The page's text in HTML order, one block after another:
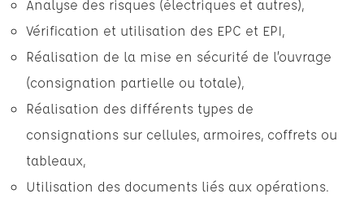
Analyse des risques (électriques et autres),
Vérification et utilisation des EPC et EPI,
Réalisation de la mise en sécurité de l’ouvrage
(consignation partielle ou totale),
Réalisation des différents types de
consignations sur cellules, armoires, coffrets ou
tableaux,
Utilisation des documents liés aux opérations.